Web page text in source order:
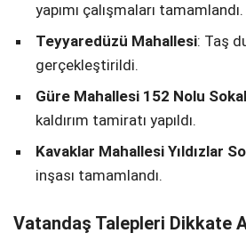
yapımı çalışmaları tamamlandı.
Teyyaredüzü Mahallesi: Taş
gerçekleştirildi.
Güre Mahallesi 152 Nolu
kaldırım tamiratı yapıldı.
Kavaklar Mahallesi Yıldızlar
inşası tamamlandı.
Vatandaş Talepleri Dikkate